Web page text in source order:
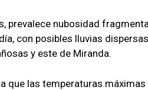
prevalece nubosidad
con posibles lluvias
y este de Miranda.
que las temperaturas máximas